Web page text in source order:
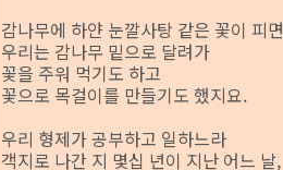
감나무에 하얀 눈깔사탕 같은 꽃이 피면
우리는 감나무 밑으로 달려가
꽃을 주워 먹기도 하고
꽃으로 목걸이를 만들기도 했지요.
우리 형제가 공부하고 일하느라
객지로 나간 지 몇십 년이 지난 어느 날,